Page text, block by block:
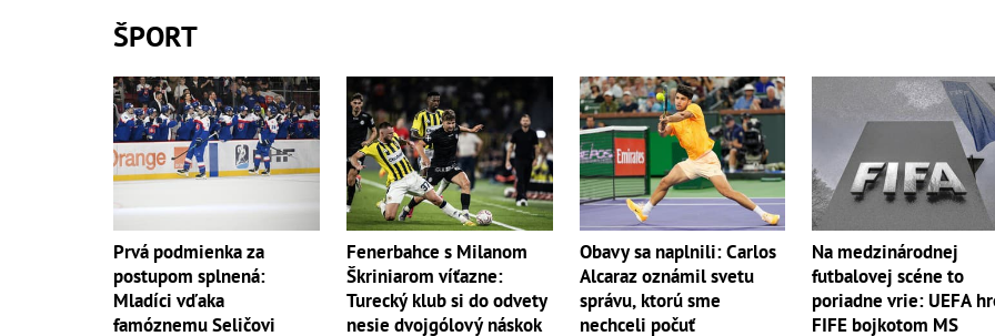
ŠPORT
Prvá podmienka za
postupom splnená:
Mladíci vďaka
famóznemu Seličovi
Fenerbahce s Milanom
Škriniarom víťazne:
Turecký klub si do odvety
nesie dvojgólový náskok
Obavy sa naplnili: Carlos
Alcaraz oznámil svetu
správu, ktorú sme
nechceli počuť
Na medzinárodnej
futbalovej scéne to
poriadne vrie: UEFA
FIFE bojkotom MS